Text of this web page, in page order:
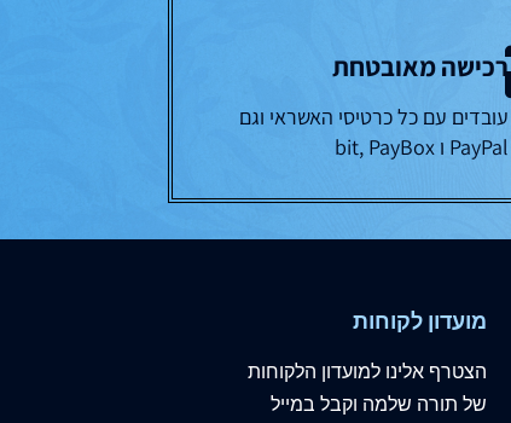
רכישה מאובטחת
עובדים עם כל כרטיסי האשראי וגם
PayPal ו bit, PayBox
מועדון לקוחות
הצטרף אלינו למועדון הלקוחות
של תורה שלמה וקבל במייל